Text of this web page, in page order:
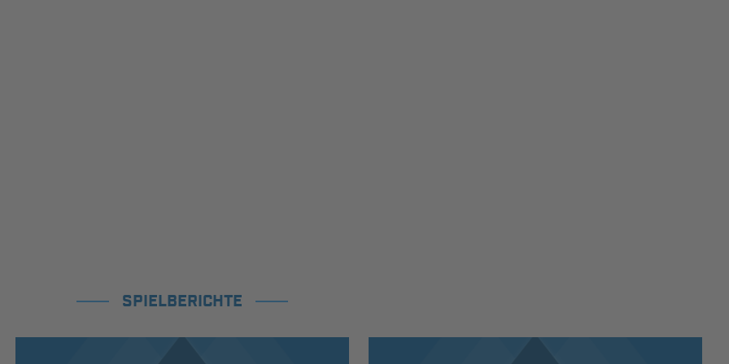
SPIELBERICHTE